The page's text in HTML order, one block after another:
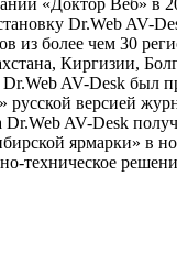
Dr.Web AV-
из более чем 30
Киргизии,
Dr.Web AV-Desk был
русской версией
Dr.Web AV-Desk
ярмарки» в
техническое